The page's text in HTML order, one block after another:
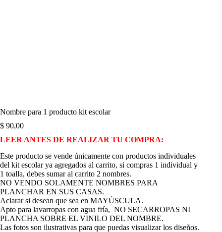
Nombre para 1 producto kit escolar
$ 90,00
LEER ANTES DE REALIZAR TU COMPRA:
Este producto se vende únicamente con productos individuales
del kit escolar ya agregados al carrito, si compras 1 individual y
1 toalla, debes sumar al carrito 2 nombres.
NO VENDO SOLAMENTE NOMBRES PARA
PLANCHAR EN SUS CASAS.
Aclarar si desean que sea en MAYÚSCULA.
Apto para lavarropas con agua fría, NO SECARROPAS NI
PLANCHA SOBRE EL VINILO DEL NOMBRE.
Las fotos son ilustrativas para que puedas visualizar los diseños.